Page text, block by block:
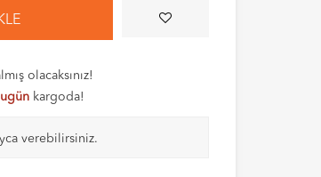
olacaksınız!
kargoda!
verebilirsiniz.